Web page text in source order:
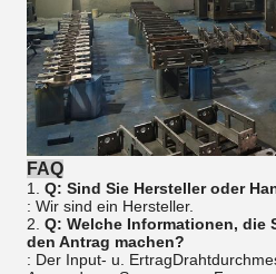
FAQ
1. Q: Sind Sie Hersteller oder
: Wir sind ein Hersteller.
2. Q: Welche Informationen, die
den Antrag machen?
: Der Input- u.